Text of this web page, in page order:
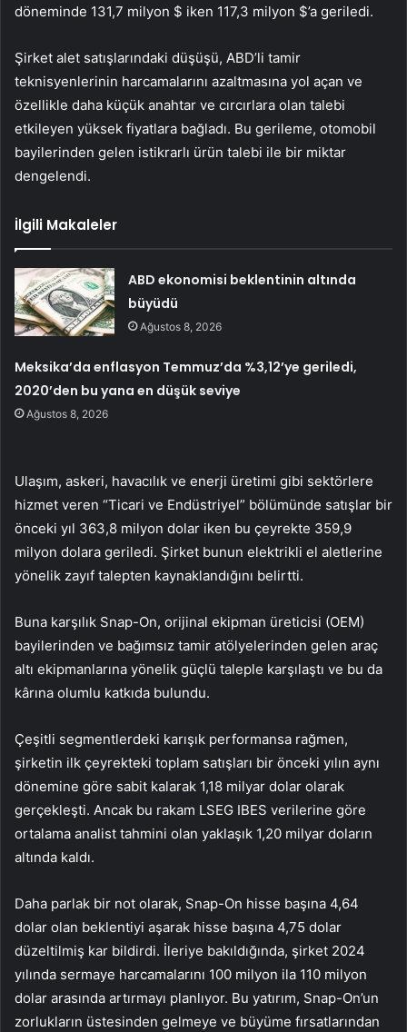
döneminde 131,7 milyon $ iken 117,3 milyon $’a geriledi.
Şirket alet satışlarındaki düşüşü, ABD’li tamir
teknisyenlerinin harcamalarını azaltmasına yol açan ve
özellikle daha küçük anahtar ve cırcırlara olan talebi
etkileyen yüksek fiyatlara bağladı. Bu gerileme, otomobil
bayilerinden gelen istikrarlı ürün talebi ile bir miktar
dengelendi.
İlgili Makaleler
ABD ekonomisi beklentinin altında
büyüdü
Ağustos 8, 2026
Meksika’da enflasyon Temmuz’da %3,12’ye geriledi,
2020’den bu yana en düşük seviye
Ağustos 8, 2026
Ulaşım, askeri, havacılık ve enerji üretimi gibi sektörlere
hizmet veren “Ticari ve Endüstriyel” bölümünde satışlar bir
önceki yıl 363,8 milyon dolar iken bu çeyrekte 359,9
milyon dolara geriledi. Şirket bunun elektrikli el aletlerine
yönelik zayıf talepten kaynaklandığını belirtti.
Buna karşılık Snap-On, orijinal ekipman üreticisi (OEM)
bayilerinden ve bağımsız tamir atölyelerinden gelen araç
altı ekipmanlarına yönelik güçlü taleple karşılaştı ve bu da
kârına olumlu katkıda bulundu.
Çeşitli segmentlerdeki karışık performansa rağmen,
şirketin ilk çeyrekteki toplam satışları bir önceki yılın aynı
dönemine göre sabit kalarak 1,18 milyar dolar olarak
gerçekleşti. Ancak bu rakam LSEG IBES verilerine göre
ortalama analist tahmini olan yaklaşık 1,20 milyar doların
altında kaldı.
Daha parlak bir not olarak, Snap-On hisse başına 4,64
dolar olan beklentiyi aşarak hisse başına 4,75 dolar
düzeltilmiş kar bildirdi. İleriye bakıldığında, şirket 2024
yılında sermaye harcamalarını 100 milyon ila 110 milyon
dolar arasında artırmayı planlıyor. Bu yatırım, Snap-On’un
zorlukların üstesinden gelmeye ve büyüme fırsatlarından